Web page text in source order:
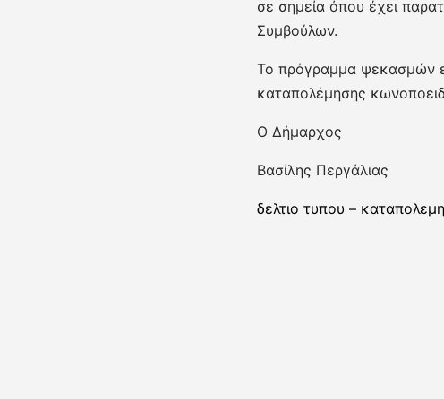
σε σημεία όπου έχει
Συμβούλων.
Το πρόγραμμα ψεκασμών
καταπολέμησης
Ο Δήμαρχος
Βασίλης Περγάλιας
δελτιο τυπου –